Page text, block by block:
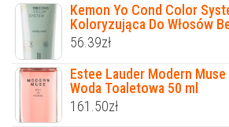
Kemon Yo Cond Color
Koloryzująca Do Włosów
56.39zł
Estee Lauder Modern Muse
Woda Toaletowa 50 ml
161.50zł